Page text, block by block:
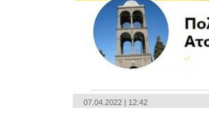
07.04.2022 | 12:42